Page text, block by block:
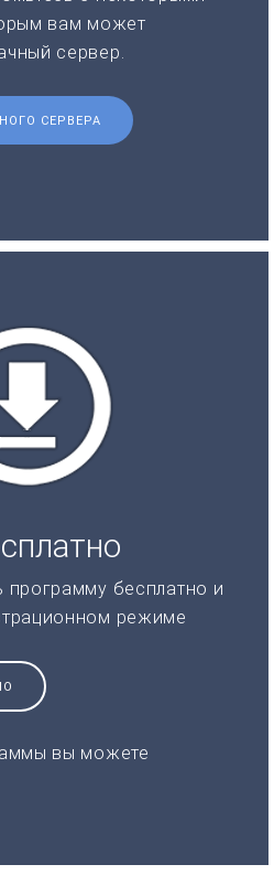
вам может
сервер.
СЕРВЕРА
программу бесплатно и
режиме
вы можете